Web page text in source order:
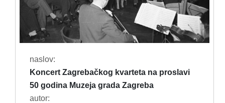
naslov:
Koncert Zagrebačkog kvarteta na proslavi
50 godina Muzeja grada Zagreba
autor: